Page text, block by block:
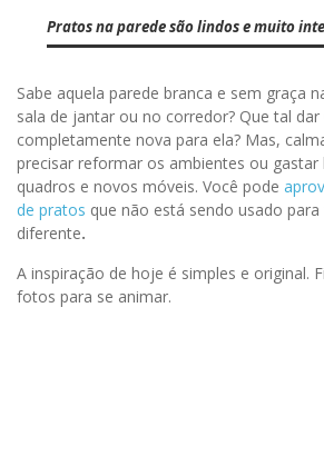
Pratos na parede são lindos e muito
Sabe aquela parede branca e sem graça
sala de jantar ou no corredor? Que tal
completamente nova para ela? Mas,
precisar reformar os ambientes ou
quadros e novos móveis. Você pode
de pratos que não está sendo usado
diferente.
A inspiração de hoje é simples e original.
fotos para se animar.